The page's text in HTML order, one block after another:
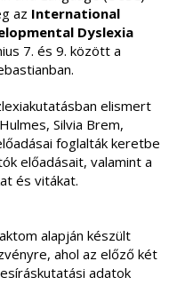
az International
Dyslexia
7. és 9. között a
elismert
Silvia Brem,
foglalták keretbe
előadásait, valamint a
és vitákat.
alapján készült
ahol az előző két
adatok